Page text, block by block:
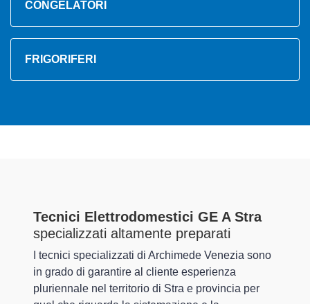
CONGELATORI
FRIGORIFERI
Tecnici Elettrodomestici GE A Stra
specializzati altamente preparati
I tecnici specializzati di Archimede Venezia sono
in grado di garantire al cliente esperienza
pluriennale nel territorio di Stra e provincia per